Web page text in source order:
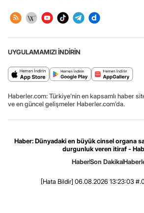
UYGULAMAMIZI İNDİRİN
Haberler.com: Türkiye’nin en kapsamlı haber
ve en güncel gelişmeler Haberler.com’da.
Haber: Dünyadaki en büyük cinsel organa
durgunluk veren itiraf -
HaberSon Dakika
[Hata Bildir] 06.08.2026 13:23:03